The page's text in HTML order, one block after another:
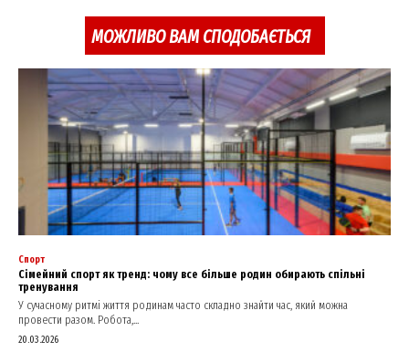
Contact us
My accountМОЖЛИВО ВАМ СПОДОБАЄТЬСЯ
Спорт
Сімейний спорт як тренд: чому все більше родин обирають спільні
тренування
У сучасному ритмі життя родинам часто складно знайти час, який можна
провести разом. Робота,...
20.03.2026